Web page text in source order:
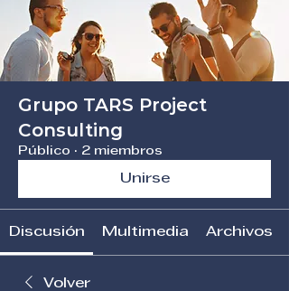
Grupo TARS Project
Consulting
Público · 2 miembros
Unirse
Discusión Multimedia Archivos
Volver